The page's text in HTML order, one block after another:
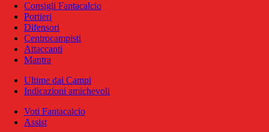
Consigli Fantacalcio
Portieri
Difensori
Centrocampisti
Attaccanti
Mantra
Ultime dai Campi
Indicazioni amichevoli
Voti Fantacalcio
Assist